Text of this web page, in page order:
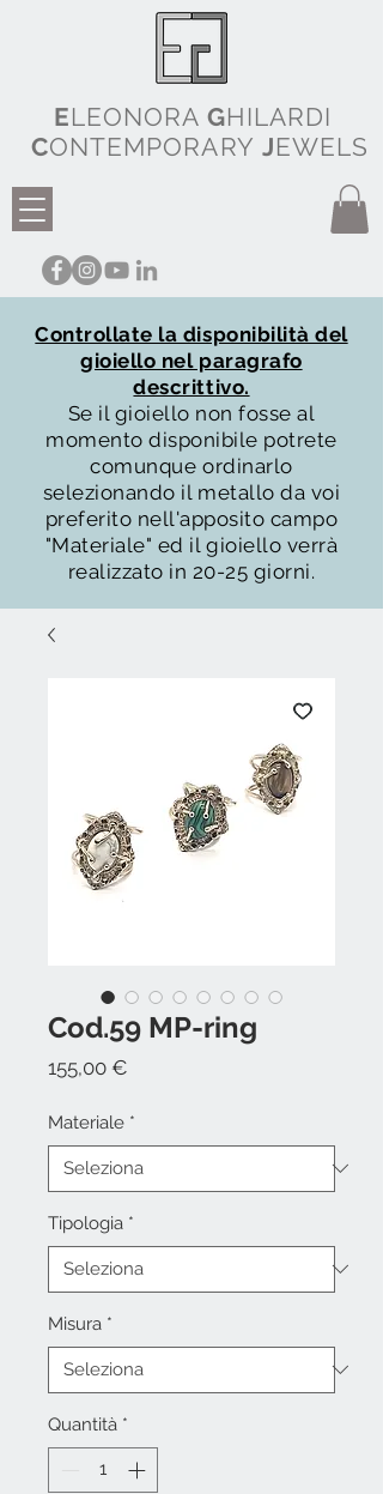
ELEONORA GHILARDI
CONTEMPORARY JEWELS
Controllate la disponibilità del
gioiello nel paragrafo
descrittivo.
Se il gioiello non fosse al
momento disponibile potrete
comunque ordinarlo
selezionando il metallo da voi
preferito nell'apposito campo
"Materiale" ed il gioiello verrà
realizzato in 20-25 giorni.
Cod.59 MP-ring
155,00 €
Materiale *
Tipologia *
Misura *
Quantità *